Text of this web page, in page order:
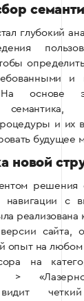
глубокий
и
основе
и их
будущее
новой
решения
навигации с
реализована
сайта,
опыт на
на
>
видит